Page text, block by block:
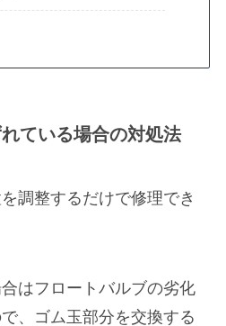
ている場合の対処法
調整するだけで修理でき
はフロートバルブの劣化
、ゴム玉部分を交換する